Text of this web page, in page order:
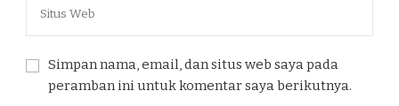
Simpan nama, email, dan situs web saya pada
peramban ini untuk komentar saya berikutnya.